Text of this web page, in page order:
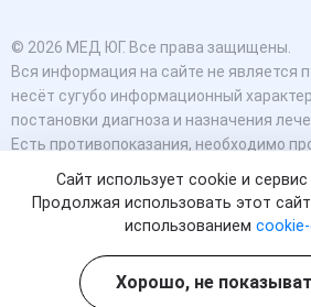
© 2026 МЕД ЮГ. Все права защищены.
Вся информация на сайте не является
несёт сугубо информационный
постановки диагноза и назначения
Есть противопоказания, необходимо
мессенджерам и в соцсетях носят
информационный характер и не
Оставаясь на сайте вы соглашаетесь
cookies. 18+
Сайт использует cookie и
Продолжая использовать этот
использованием
Хорошо, не